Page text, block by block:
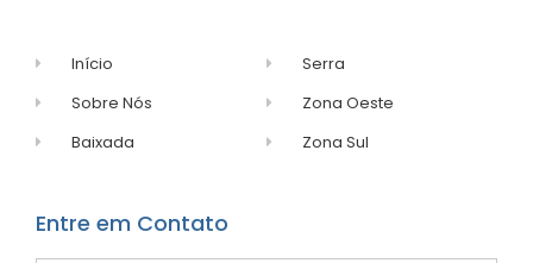
Início
Sobre Nós
Baixada
Serra
Zona Oeste
Zona Sul
Entre em Contato